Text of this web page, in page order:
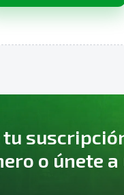
o únete a